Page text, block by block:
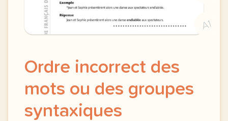
A1
Ordre incorrect des
mots ou des groupes
syntaxiques